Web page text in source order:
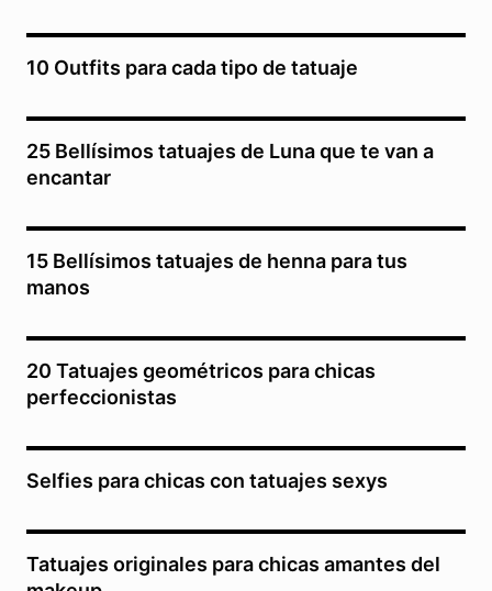
10 Outfits para cada tipo de tatuaje
25 Bellísimos tatuajes de Luna que te van a
encantar
15 Bellísimos tatuajes de henna para tus
manos
20 Tatuajes geométricos para chicas
perfeccionistas
Selfies para chicas con tatuajes sexys
Tatuajes originales para chicas amantes del